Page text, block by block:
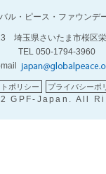
ル・ピース・ファウンデ
埼玉県さいたま市桜区
TEL 050-1794-3960
ポリシー
プライバシーポ
GPF-Japan. All